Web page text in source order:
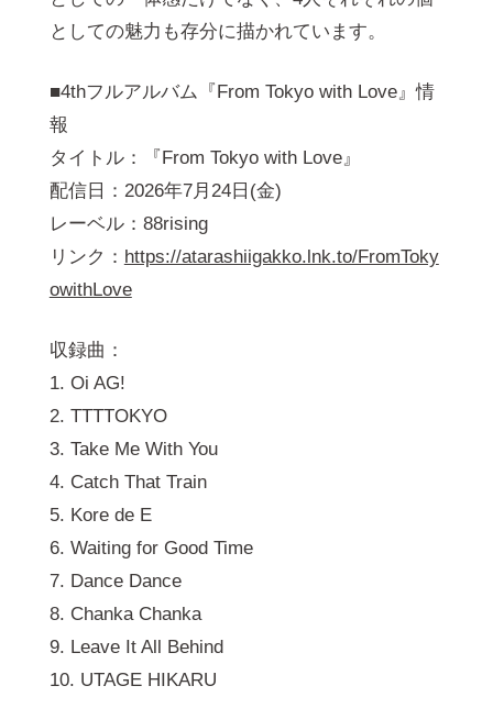
としての魅力も存分に描かれています。
■4thフルアルバム『From Tokyo with Love』情
報
タイトル：『From Tokyo with Love』
配信日：2026年7月24日(金)
レーベル：88rising
リンク： https://atarashiigakko.lnk.to/FromToky
owithLove
収録曲：
1. Oi AG!
2. TTTTOKYO
3. Take Me With You
4. Catch That Train
5. Kore de E
6. Waiting for Good Time
7. Dance Dance
8. Chanka Chanka
9. Leave It All Behind
10. UTAGE HIKARU